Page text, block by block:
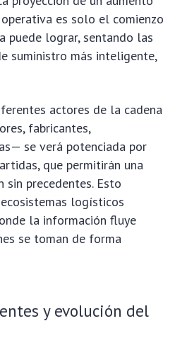
es solo el comienzo
puede lograr, sentando las
suministro más inteligente,
actores de la cadena
fabricantes,
se verá potenciada por
que permitirán una
precedentes. Esto
logísticos
la información fluye
se toman de forma
y evolución del